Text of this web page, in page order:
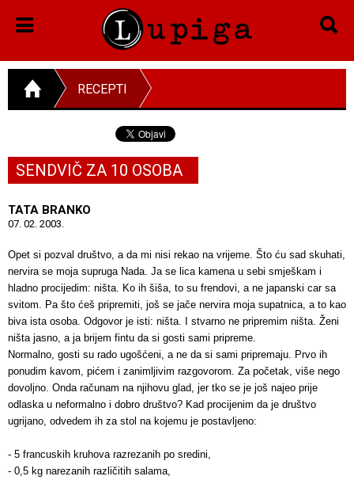
RECEPTI
SENDVIČ ZA 10 OSOBA
TATA BRANKO
07. 02. 2003.
Opet si pozval društvo, a da mi nisi rekao na vrijeme. Što ću sad skuhati,
nervira se moja supruga Nada. Ja se lica kamena u sebi smješkam i
hladno procijedim: ništa. Ko ih šiša, to su frendovi, a ne japanski car sa
svitom. Pa što ćeš pripremiti, još se jače nervira moja supatnica, a to kao
biva ista osoba. Odgovor je isti: ništa. I stvarno ne pripremim ništa. Ženi
ništa jasno, a ja brijem fintu da si gosti sami pripreme.
Normalno, gosti su rado ugošćeni, a ne da si sami pripremaju. Prvo ih
ponudim kavom, pićem i zanimljivim razgovorom. Za početak, više nego
dovoljno. Onda računam na njihovu glad, jer tko se je još najeo prije
odlaska u neformalno i dobro društvo? Kad procijenim da je društvo
ugrijano, odvedem ih za stol na kojemu je postavljeno:
- 5 francuskih kruhova razrezanih po sredini,
- 0,5 kg narezanih različitih salama,